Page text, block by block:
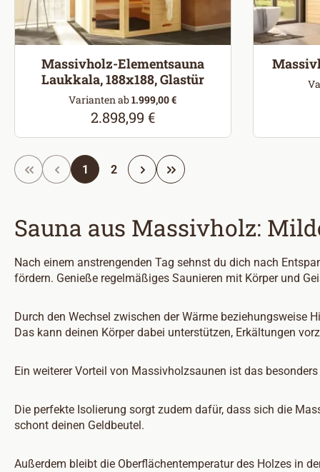
Massivholz-Elementsauna
Laukkala, 188x188, Glastür
Varianten ab1.999,00 €
Regulärer Preis:
2.898,99 €
Seite
1 Seite
2
Sauna aus Massivholz:
Nach einem anstrengenden Tag sehnst du dich nach
fördern. Genieße regelmäßiges Saunieren mit Körper und
Durch den Wechsel zwischen der Wärme beziehungsweise
Das kann deinen Körper dabei unterstützen, Erkältungen
Ein weiterer Vorteil von Massivholzsaunen ist das
Die perfekte Isolierung sorgt zudem dafür, dass sich die
schont deinen Geldbeutel.
Außerdem bleibt die Oberflächentemperatur des Holzes in